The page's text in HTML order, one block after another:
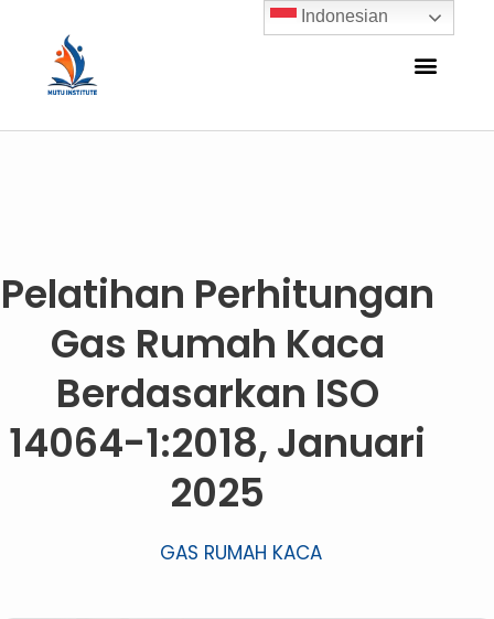
Pelatihan Perhitungan
Gas Rumah Kaca
Berdasarkan ISO
14064-1:2018, Januari
2025
GAS RUMAH KACA
Indonesian